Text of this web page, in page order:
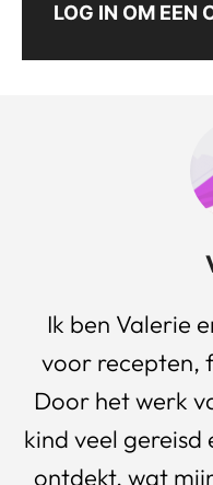
LOG IN OM EEN
Ik ben Valerie
voor recepten,
Door het werk
kind veel gereisd
ontdekt, wat